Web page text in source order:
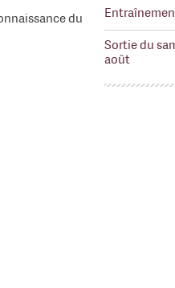
Sortie du
août
du